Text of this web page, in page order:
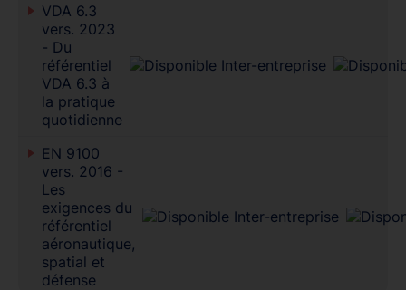
VDA 6.3
vers. 2023
- Du
référentiel
VDA 6.3 à
la pratique
quotidienne
EN 9100
vers. 2016 -
Les
exigences du
référentiel
aéronautique,
spatial et
défense